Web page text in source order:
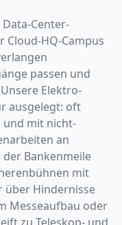
Center-
Cloud-HQ-Campus
passen und
Elektro-
ausgelegt: oft
und mit nicht-
an
Bankenmeile
mit
über Hindernisse
Messeaufbau oder